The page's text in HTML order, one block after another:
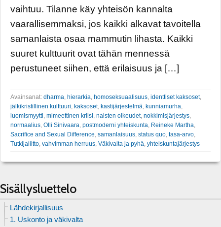
vaihtuu. Tilanne käy yhteisön kannalta
vaarallisemmaksi, jos kaikki alkavat tavoitella
samanlaista osaa mammutin lihasta. Kaikki
suuret kulttuurit ovat tähän mennessä
perustuneet siihen, että erilaisuus ja […]
Avainsanat: dharma, hierarkia, homoseksuaalisuus, identtiset kaksoset,
jälkikristillinen kulttuuri, kaksoset, kastijärjestelmä, kunniamurha,
luomismyytti, mimeettinen kriisi, naisten oikeudet, nokkimisjärjestys,
normaalius, Olli Sinivaara, postmoderni yhteiskunta, Reineke Martha,
Sacrifice and Sexual Difference, samanlaisuus, status quo, tasa-arvo,
Tutkijaliitto, vahvimman herruus, Väkivalta ja pyhä, yhteiskuntajärjestys
Sisällysluettelo
Lähdekirjallisuus
1. Uskonto ja väkivalta